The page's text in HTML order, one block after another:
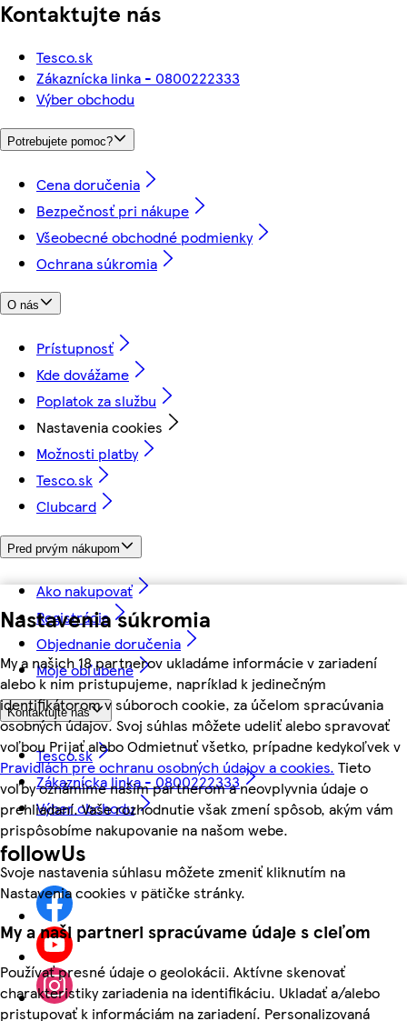
Nastavenia súkromia
My a našich 18 partnerov ukladáme informácie v zariadení
alebo k nim pristupujeme, napríklad k jedinečným
identifikátorom v súboroch cookie, za účelom spracúvania
osobných údajov. Svoj súhlas môžete udeliť alebo spravovať
voľbou Prijať alebo Odmietnuť všetko, prípadne kedykoľvek v
Pravidlách pre ochranu osobných údajov a cookies. Tieto
voľby oznámime našim partnerom a neovplyvnia údaje o
prehliadaní. Vaše rozhodnutie však zmení spôsob, akým vám
prispôsobíme nakupovanie na našom webe.
Svoje nastavenia súhlasu môžete zmeniť kliknutím na
Nastavenia cookies v pätičke stránky.
My a naši partneri spracúvame údaje s cieľom
Používať presné údaje o geolokácii. Aktívne skenovať
charakteristiky zariadenia na identifikáciu. Ukladať a/alebo
pristupovať k informáciám na zariadení. Personalizovaná
Kontaktujte nás
Tesco.sk
Zákaznícka linka - 0800222333
Výber obchodu
Potrebujete pomoc?
Cena doručenia
Bezpečnosť pri nákupe
Všeobecné obchodné podmienky
Ochrana súkromia
O nás
Prístupnosť
Kde dovážame
Poplatok za službu
Nastavenia cookies
Možnosti platby
Tesco.sk
Clubcard
Pred prvým nákupom
Ako nakupovať
Registrácia
Objednanie doručenia
Moje obľúbené
Kontaktujte nás
Tesco.sk
Zákaznícka linka - 0800222333
Výber obchodu
followUs